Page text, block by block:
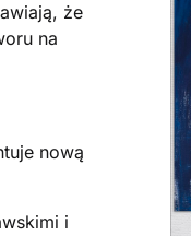
że
na
nową
i